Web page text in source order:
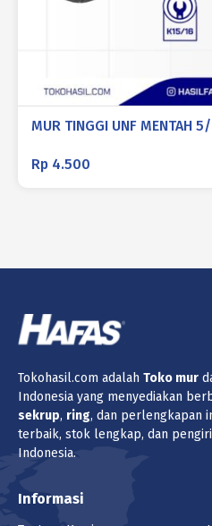
MUR TINGGI UNF MENTAH
Rp 4.500
Tokohasil.com adalah Toko mur
Indonesia yang menyediakan
sekrup, ring, dan perlengkapan
terbaik, stok lengkap, dan
Indonesia.
Informasi